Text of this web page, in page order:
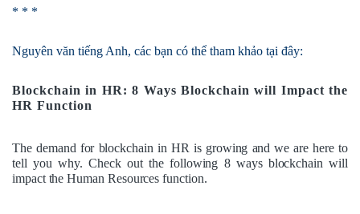
* * *
Nguyên văn tiếng Anh, các bạn có thể tham khảo tại đây:
Blockchain in HR: 8 Ways Blockchain will Impact the
HR Function
The demand for blockchain in HR is growing and we are here to
tell you why. Check out the following 8 ways blockchain will
impact the Human Resources function.